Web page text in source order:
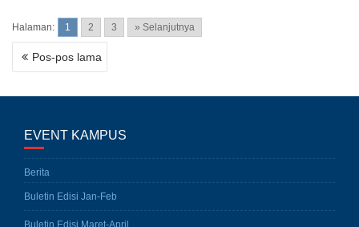
Halaman: 1 2 3 » Selanjutnya
Pos-pos lama
EVENT KAMPUS
Berita
Buletin Edisi Jan-Feb
Buletin Edisi Maret-April